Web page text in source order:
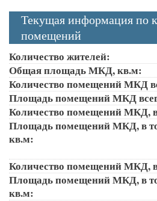
Текущая информация по
помещений
Количество жителей:
Общая площадь МКД, кв.м:
Количество помещений МКД
Площадь помещений МКД
Количество помещений МКД,
Площадь помещений МКД, в
кв.м:
Количество помещений МКД,
Площадь помещений МКД, в
кв.м: